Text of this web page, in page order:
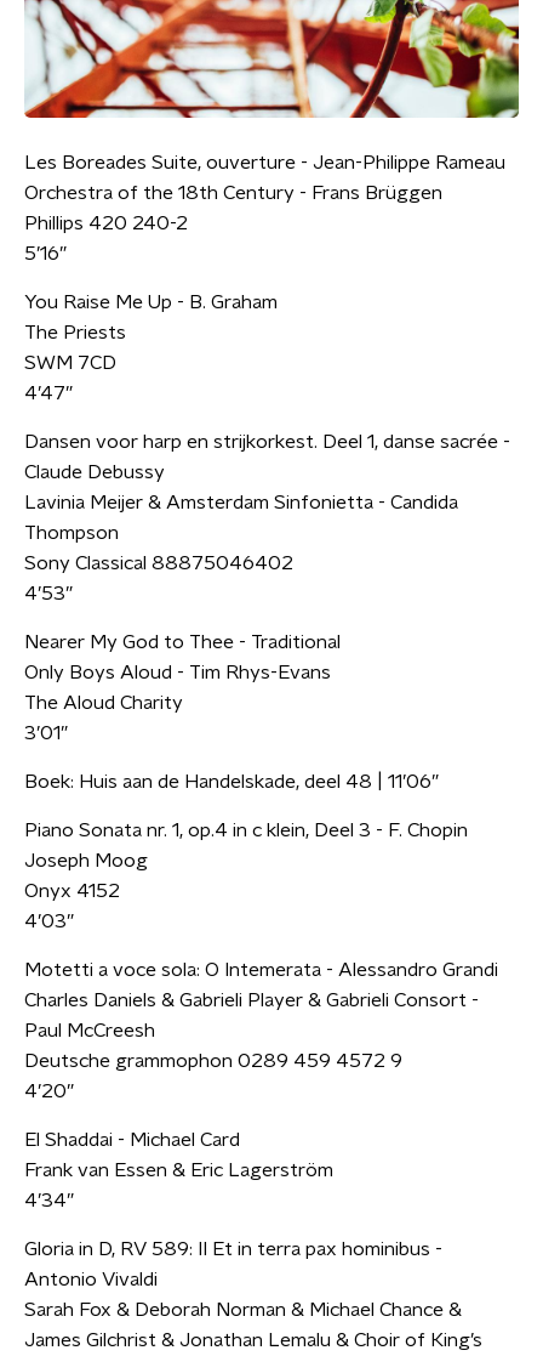
Les Boreades Suite, ouverture - Jean-Philippe Rameau
Orchestra of the 18th Century - Frans Brüggen
Phillips 420 240-2
5’16”
You Raise Me Up - B. Graham
The Priests
SWM 7CD
4’47”
Dansen voor harp en strijkorkest. Deel 1, danse sacrée -
Claude Debussy
Lavinia Meijer & Amsterdam Sinfonietta - Candida
Thompson
Sony Classical 88875046402
4’53”
Nearer My God to Thee - Traditional
Only Boys Aloud - Tim Rhys-Evans
The Aloud Charity
3’01”
Boek: Huis aan de Handelskade, deel 48 | 11’06”
Piano Sonata nr. 1, op.4 in c klein, Deel 3 - F. Chopin
Joseph Moog
Onyx 4152
4’03”
Motetti a voce sola: O Intemerata - Alessandro Grandi
Charles Daniels & Gabrieli Player & Gabrieli Consort -
Paul McCreesh
Deutsche grammophon 0289 459 4572 9
4’20”
El Shaddai - Michael Card
Frank van Essen & Eric Lagerström
4’34”
Gloria in D, RV 589: II Et in terra pax hominibus -
Antonio Vivaldi
Sarah Fox & Deborah Norman & Michael Chance &
James Gilchrist & Jonathan Lemalu & Choir of King’s